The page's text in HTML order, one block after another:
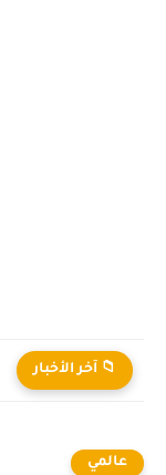
📁 آخر الأخبار
عالمي